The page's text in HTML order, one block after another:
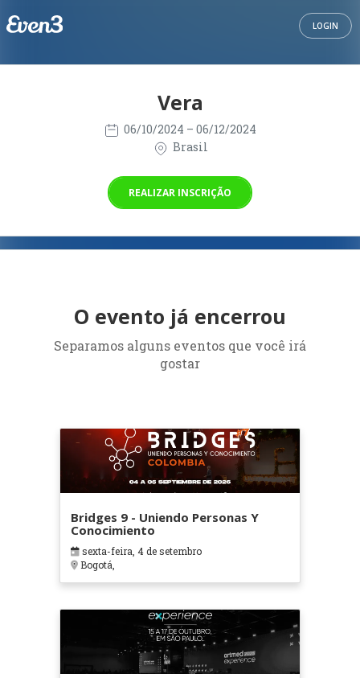
LOGIN
Vera
06/10/2024 – 06/12/2024
Brasil
REALIZAR INSCRIÇÃO
O evento já encerrou
Separamos alguns eventos que você irá
gostar
Bridges 9 - Uniendo Personas Y
Conocimiento
sexta-feira, 4 de setembro
Bogotá,